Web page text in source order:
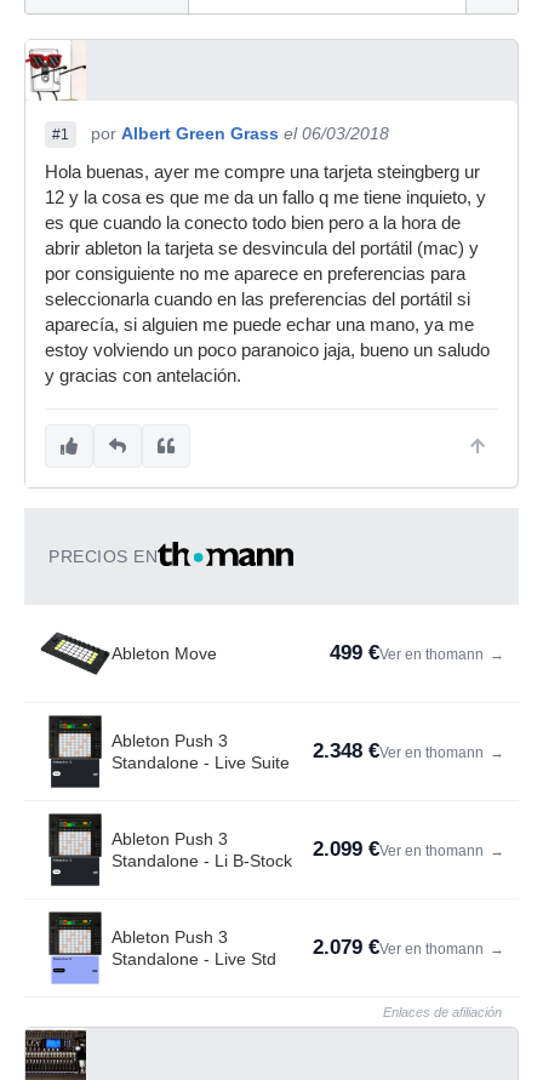
#1 por Albert Green Grass el 06/03/2018
Hola buenas, ayer me compre una tarjeta steingberg ur
12 y la cosa es que me da un fallo q me tiene inquieto, y
es que cuando la conecto todo bien pero a la hora de
abrir ableton la tarjeta se desvincula del portátil (mac) y
por consiguiente no me aparece en preferencias para
seleccionarla cuando en las preferencias del portátil si
aparecía, si alguien me puede echar una mano, ya me
estoy volviendo un poco paranoico jaja, bueno un saludo
y gracias con antelación.
PRECIOS EN
Ableton Move 499 €Ver en thomann →
Ableton Push 3
Standalone - Live Suite
2.348 €Ver en thomann →
Ableton Push 3
Standalone - Li B-Stock
2.099 €Ver en thomann →
Ableton Push 3
Standalone - Live Std
2.079 €Ver en thomann →
Enlaces de afiliación